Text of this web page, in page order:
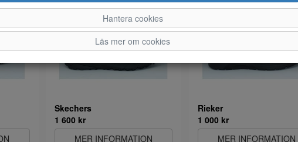
Skechers
1 600 kr
MER INFORMATION
Rieker
1 000 kr
MER INFORMATION
Hantera cookies
Läs mer om cookies